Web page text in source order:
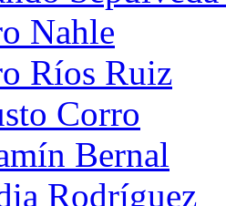
Nahle
Ríos Ruiz
Corro
Bernal
Rodríguez